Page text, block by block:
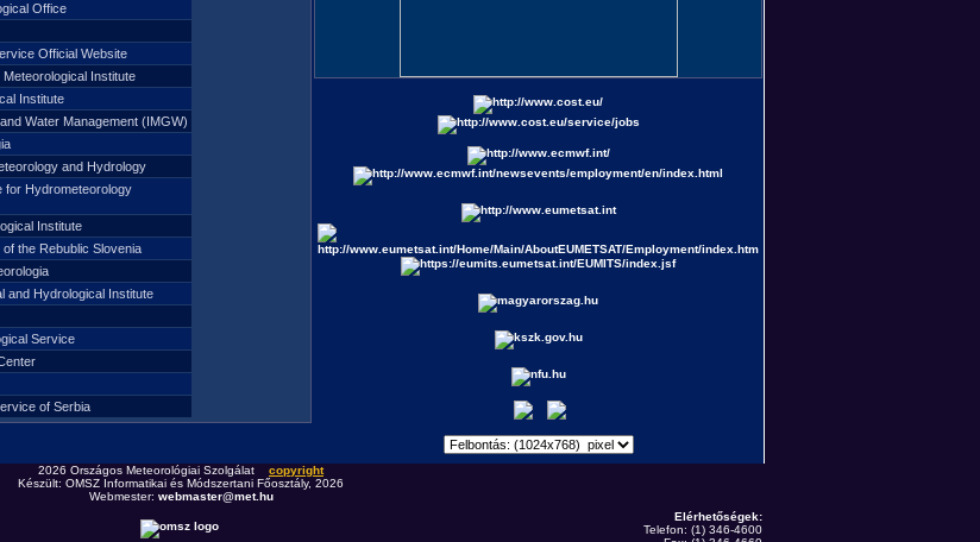
Office
Official Website
Institute
Institute
Water Management (IMGW)
and Hydrology
for Hydrometeorology
Institute
the Rebublic Slovenia
and Hydrological Institute
Service
of Serbia
2026 Országos Meteorológiai Szolgálat copyright
Készült: OMSZ Informatikai és Módszertani Főosztály, 2026
Webmester: webmaster@met.hu
Elérhetőségek:
Telefon: (1) 346-4600